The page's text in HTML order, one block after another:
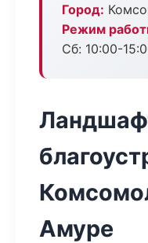
Город:
Режим
Сб: 10:00-
Амуре